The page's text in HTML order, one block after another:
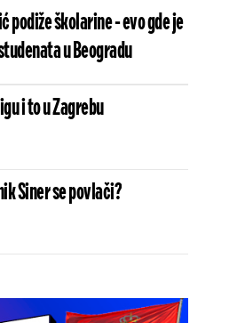
podiže školarine - evo gde je
u Beogradu
i to u Zagrebu
Siner se povlači?